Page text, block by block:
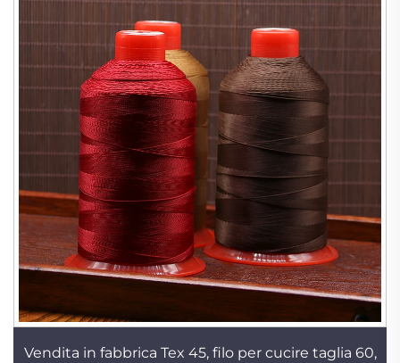
Vendita in fabbrica Tex 45, filo per cucire taglia 60,